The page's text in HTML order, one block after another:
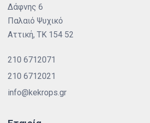
Δάφνης 6
Παλαιό Ψυχικό
Αττική, ΤΚ 154 52
210 6712071
210 6712021
info@kekrops.gr